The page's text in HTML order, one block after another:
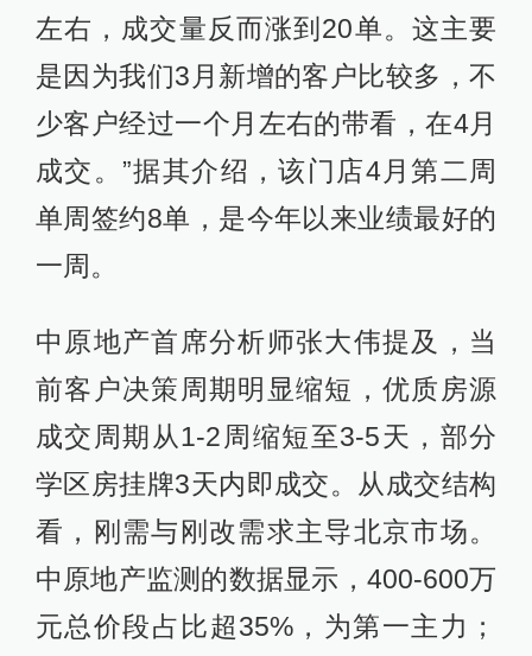
左右，成交量反而涨到20单。这主要
是因为我们3月新增的客户比较多，不
少客户经过一个月左右的带看，在4月
成交。”据其介绍，该门店4月第二周
单周签约8单，是今年以来业绩最好的
一周。
中原地产首席分析师张大伟提及，当
前客户决策周期明显缩短，优质房源
成交周期从1-2周缩短至3-5天，部分
学区房挂牌3天内即成交。从成交结构
看，刚需与刚改需求主导北京市场。
中原地产监测的数据显示，400-600万
元总价段占比超35%，为第一主力；